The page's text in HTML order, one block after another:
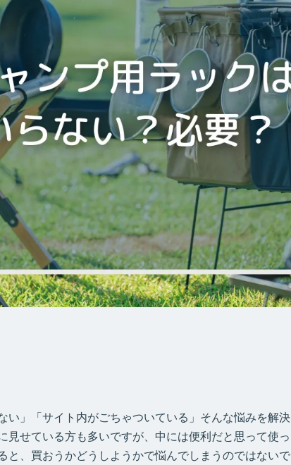
い」「サイト内がごちゃついている」そんな悩みを解
見せている方も多いですが、中には便利だと思って使
、買おうかどうしようかで悩んでしまうのではないで